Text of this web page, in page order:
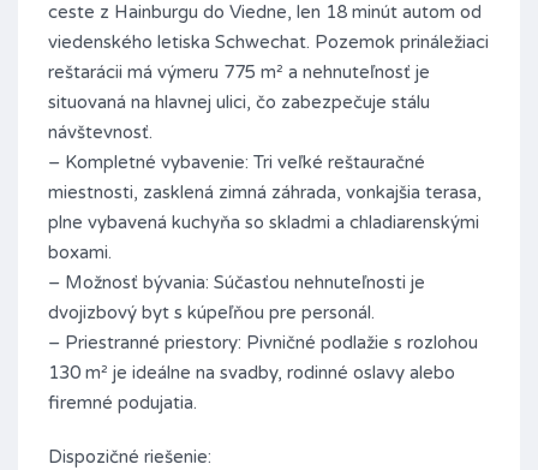
ceste z Hainburgu do Viedne, len 18 minút autom od
viedenského letiska Schwechat. Pozemok prináležiaci
reštarácii má výmeru 775 m² a nehnuteľnosť je
situovaná na hlavnej ulici, čo zabezpečuje stálu
návštevnosť.
– Kompletné vybavenie: Tri veľké reštauračné
miestnosti, zasklená zimná záhrada, vonkajšia terasa,
plne vybavená kuchyňa so skladmi a chladiarenskými
boxami.
– Možnosť bývania: Súčasťou nehnuteľnosti je
dvojizbový byt s kúpeľňou pre personál.
– Priestranné priestory: Pivničné podlažie s rozlohou
130 m² je ideálne na svadby, rodinné oslavy alebo
firemné podujatia.
Dispozičné riešenie: